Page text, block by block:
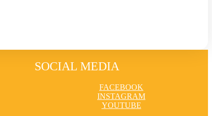
SOCIAL MEDIA
FACEBOOK
INSTAGRAM
YOUTUBE